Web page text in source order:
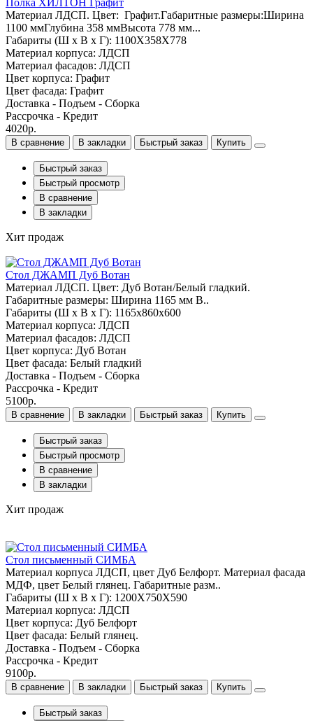
Материал ЛДСП. Цвет: Графит.Габаритные размеры:Ширина
1100 ммГлубина 358 ммВысота 778 мм...
Габариты (Ш x В x Г): 1100Х358Х778
Материал корпуса: ЛДСП
Материал фасадов: ЛДСП
Цвет корпуса: Графит
Цвет фасада: Графит
Доставка - Подъем - Сборка
Рассрочка - Кредит
4020р.
В сравнение В закладки Быстрый заказ Купить
Быстрый заказ
Быстрый просмотр
В сравнение
В закладки
Хит продаж
Стол ДЖАМП Дуб Вотан
Материал ЛДСП. Цвет: Дуб Вотан/Белый гладкий.
Габаритные размеры: Ширина 1165 мм В..
Габариты (Ш x В x Г): 1165х860х600
Материал корпуса: ЛДСП
Материал фасадов: ЛДСП
Цвет корпуса: Дуб Вотан
Цвет фасада: Белый гладкий
Доставка - Подъем - Сборка
Рассрочка - Кредит
5100р.
В сравнение В закладки Быстрый заказ Купить
Быстрый заказ
Быстрый просмотр
В сравнение
В закладки
Хит продаж
Стол письменный СИМБА
Материал корпуса ЛДСП, цвет Дуб Белфорт. Материал фасада
МДФ, цвет Белый глянец. Габаритные разм..
Габариты (Ш x В x Г): 1200Х750Х590
Материал корпуса: ЛДСП
Цвет корпуса: Дуб Белфорт
Цвет фасада: Белый глянец.
Доставка - Подъем - Сборка
Рассрочка - Кредит
9100р.
В сравнение В закладки Быстрый заказ Купить
Быстрый заказ